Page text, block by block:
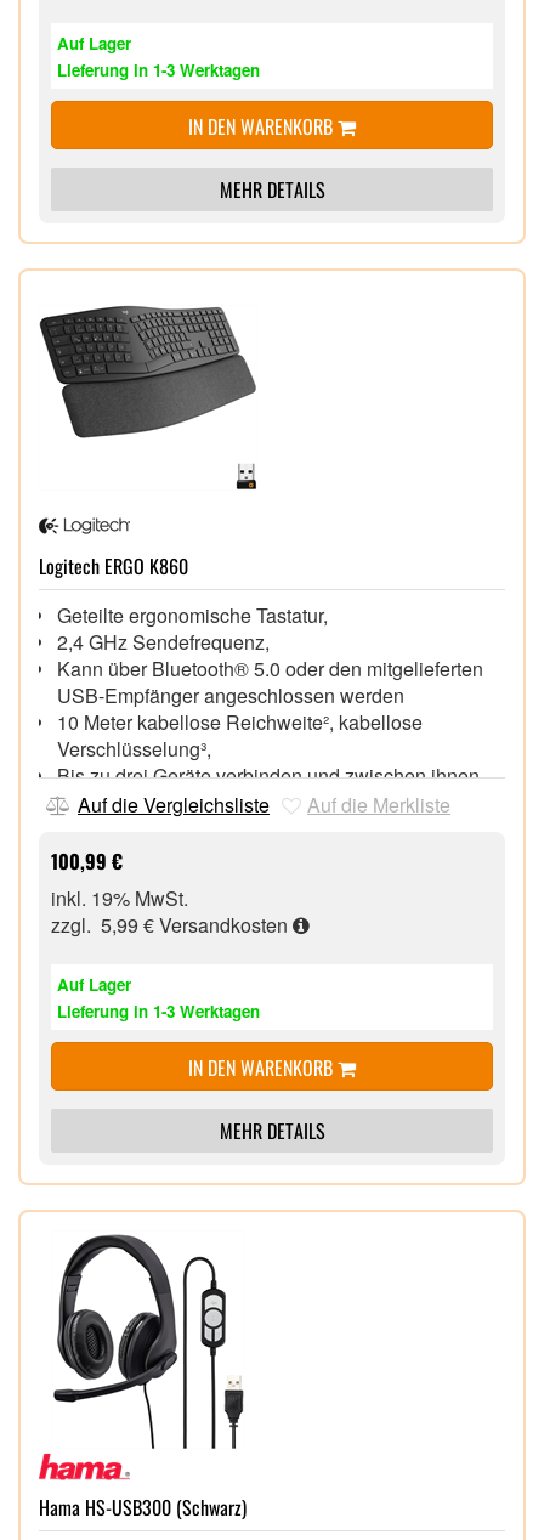
Auf Lager
Lieferung in 1-3 Werktagen
IN DEN WARENKORB
MEHR DETAILS
Logitech ERGO K860
Geteilte ergonomische Tastatur,
2,4 GHz Sendefrequenz,
Kann über Bluetooth® 5.0 oder den mitgelieferten
USB-Empfänger angeschlossen werden
10 Meter kabellose Reichweite², kabellose
Verschlüsselung³,
Bis zu drei Geräte verbinden und zwischen ihnen
durch einen einfachen Tastendruck – oder mit einer
Inklusive gepolsterte Handballenauflage,
Bis zu zwei Jahre Batterielaufzeit mit den
inbegriffenen AAA-Batterien*, wenn sie aufgeladen
werden müssen, leuchtet die Batteriestandsanzeige
Belegung von F-Tasten für bestimmte Funktionen,
benutzerdefinierte Tastenkombinationen einrichten
und prüfen der Batterielebensdauer (über Logitech
Options Software)
Auf die Vergleichsliste Auf die Merkliste
100,99 €
inkl. 19% MwSt.
zzgl. 5,99 €Versandkosten
Auf Lager
Lieferung in 1-3 Werktagen
IN DEN WARENKORB
MEHR DETAILS
Hama HS-USB300 (Schwarz)